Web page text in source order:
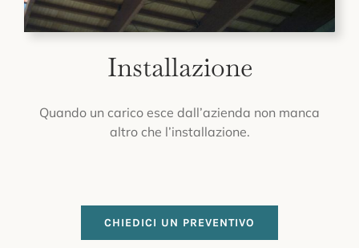
Installazione
Quando un carico esce dall’azienda non manca
altro che l’installazione.
CHIEDICI UN PREVENTIVO